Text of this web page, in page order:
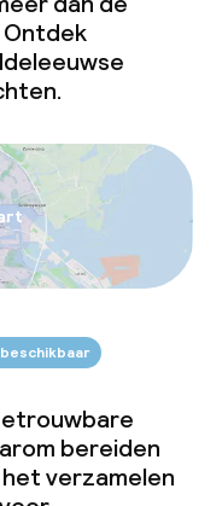
Ontdek
bereiden
verzamelen